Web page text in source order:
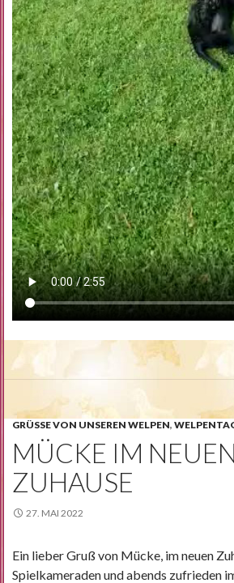
GRÜSSE VON UNSEREN WELPEN ,
MÜCKE IM NEUEN
ZUHAUSE
27. MAI 2022
Ein lieber Gruß von Mücke, im neuen
Spielkameraden und abends zufrieden